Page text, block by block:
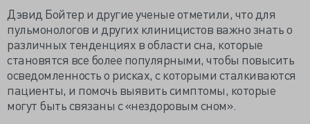
Дэвид Бойтер и другие ученые отметили, что для
пульмонологов и других клиницистов важно знать о
различных тенденциях в области сна, которые
становятся все более популярными, чтобы повысить
осведомленность о рисках, с которыми сталкиваются
пациенты, и помочь выявить симптомы, которые
могут быть связаны с «нездоровым сном».